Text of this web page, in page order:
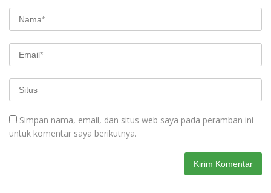
Simpan nama, email, dan situs web saya pada peramban ini
untuk komentar saya berikutnya.